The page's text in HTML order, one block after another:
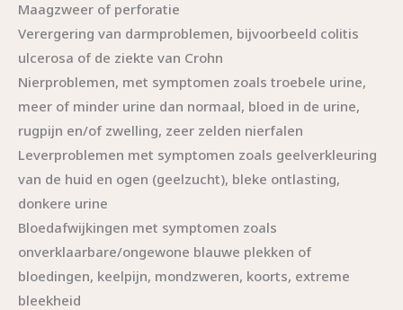
Maagzweer of perforatie
Verergering van darmproblemen, bijvoorbeeld colitis
ulcerosa of de ziekte van Crohn
Nierproblemen, met symptomen zoals troebele urine,
meer of minder urine dan normaal, bloed in de urine,
rugpijn en/of zwelling, zeer zelden nierfalen
Leverproblemen met symptomen zoals geelverkleuring
van de huid en ogen (geelzucht), bleke ontlasting,
donkere urine
Bloedafwijkingen met symptomen zoals
onverklaarbare/ongewone blauwe plekken of
bloedingen, keelpijn, mondzweren, koorts, extreme
bleekheid